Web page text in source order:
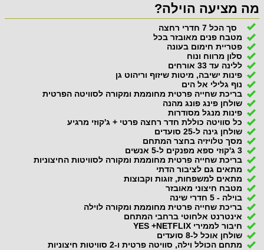
מה מציעה הוילה?
סך הכל 7 חדרי רחצה
מטבח פנים מאובזר בכל
פטריית חימום בעונה
סלון מרווח ונוח
ללינה עד 33 אורחים
פינות ישיבה, מיטות שיזוף וריהוט גן
נוף גלילי אל הים
בריכת שחייה פרטית מחוממת ומקורה לסוויטה הפרטית
שולחן פינג פונג מהנה
פינות מנגל מסודרות
כל סוויטה כוללת חדר רחצה פרטי + ג'קוזי מרגיע
שולחן גינה ל-25 סועדים
מסך טלויזיה בחצר המתחם
3 ג'קוזי ספא מפנקים ל-5 אנשים
בריכת שחייה פרטית מחוממת ומקורה לסוויטות החיצוניות
מתאים גם לציבור הדתי
מתאים למשפחות, זוגות וקבוצות
מטבח חיצוני מאובזר
בוילה - 5 חדרי שינה
בריכת שחייה פרטית מחוממת ומקורה לוילה
אינטרנט אלחוטי ברחבי המתחם
חיבור לממירי YES +NETFLIX
שולחן אוכל ל-8 סועדים
מתחם הכולל וילה, סוויטה פרטית ו-2 סוויטות חיצוניות